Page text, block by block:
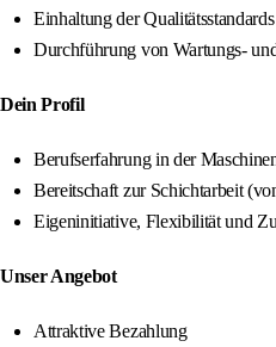
Einhaltung der Qualitätsstandards
Durchführung von Wartungs-
Dein Profil
Berufserfahrung in der
Bereitschaft zur Schichtarbeit
Eigeninitiative, Flexibilität und
Unser Angebot
Attraktive Bezahlung